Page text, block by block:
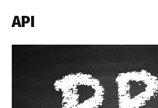
API